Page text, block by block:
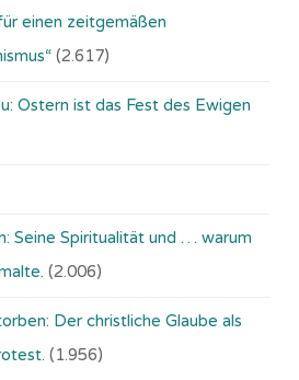
einen zeitgemäßen
(2.617)
Ostern ist das Fest des Ewigen
Seine Spiritualität und … warum
(2.006)
Der christliche Glaube als
(1.956)